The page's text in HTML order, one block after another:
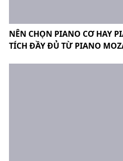
NÊN CHỌN PIANO CƠ HAY
TÍCH ĐẦY ĐỦ TỪ PIANO